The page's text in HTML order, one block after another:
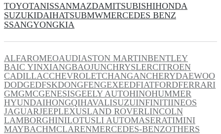
TOYOTANISSANMAZDAMITSUBISHIHONDA
SUZUKIDAIHATSUBMWMERCEDES BENZ
SSANGYONGKIA
ALFAROMEOAUDIASTON MARTINBENTLEY
BAIC YINXIANGBAOJUNCHRYSLERCITROEN
CADILLACCHEVROLETCHANGANCHERYDAEWOO
DODGEDFSKDONGFENGEXEEDFIATFORDFERRARI
GMGMCGENESISGEELY AUTOHINOHUMMER
HYUNDAIHONGQIHAVALISUZUINFINITIINEOS
JAGUARJEEPLEXUSLAND ROVERLINCOLN
LAMBORGHINILOTUSLI AUTOMASERATIMINI
MAYBACHMCLARENMERCEDES-BENZOTHERS